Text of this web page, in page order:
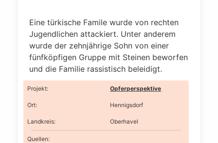
Eine türkische Famile wurde von rechten
Jugendlichen attackiert. Unter anderem
wurde der zehnjährige Sohn von einer
fünfköpfigen Gruppe mit Steinen beworfen
und die Familie rassistisch beleidigt.
Projekt: Opferperspektive
Ort: Hennigsdorf
Landkreis: Oberhavel
Quellen: